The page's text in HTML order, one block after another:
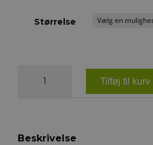
Størrelse
Tilføj til kurv
Beskrivelse